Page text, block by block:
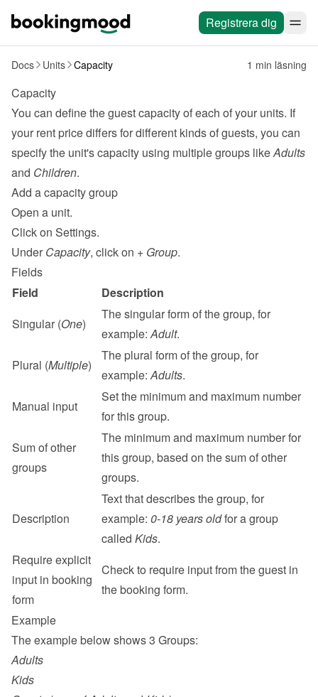
Registrera dig
Docs Units Capacity 1 min läsning
Capacity
You can define the guest capacity of each of your units. If
your rent price differs for different kinds of guests, you can
specify the unit's capacity using multiple groups like Adults
and Children.
Add a capacity group
Open a unit.
Click on Settings.
Under Capacity, click on + Group.
Fields
Field
Description
Singular (One)
The singular form of the group, for
example: Adult.
Plural (Multiple)
The plural form of the group, for
example: Adults.
Manual input
Set the minimum and maximum number
for this group.
Sum of other
groups
The minimum and maximum number for
this group, based on the sum of other
groups.
Description
Text that describes the group, for
example: 0-18 years old for a group
called Kids.
Require explicit
input in booking
form
Check to require input from the guest in
the booking form.
Example
The example below shows 3 Groups:
Adults
Kids